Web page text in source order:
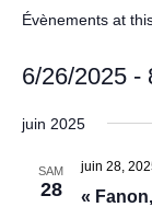
Évènements at
6/26/2025 -
une
juin 2025
SAM
28
juin 28,
«